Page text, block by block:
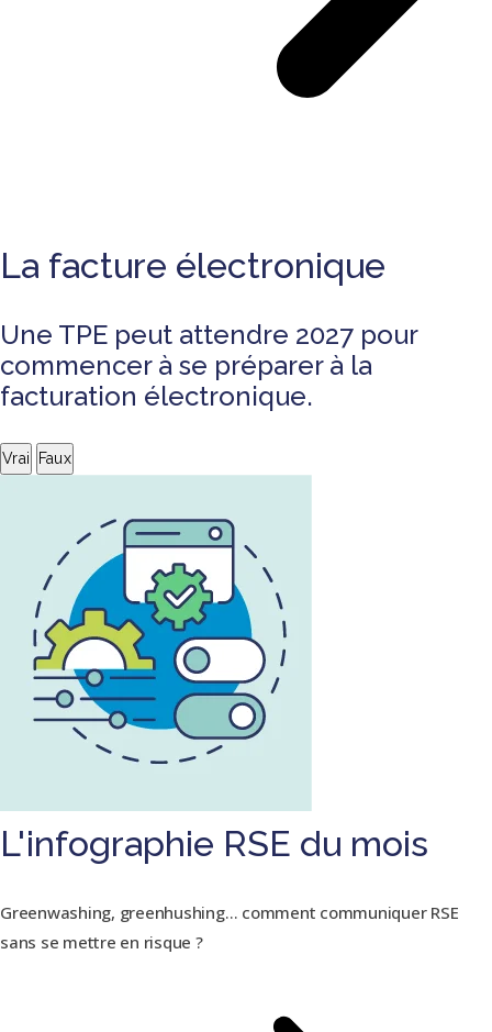
La facture électronique
Une TPE peut attendre 2027 pour
commencer à se préparer à la
facturation électronique.
Vrai Faux
L'infographie RSE du mois
Greenwashing, greenhushing… comment communiquer RSE
sans se mettre en risque ?